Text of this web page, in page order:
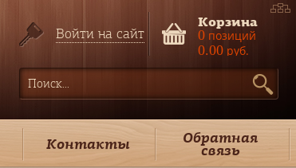
Войти на сайт
Корзина
0 позиций
0.00 руб.
Контакты Обратная
связь